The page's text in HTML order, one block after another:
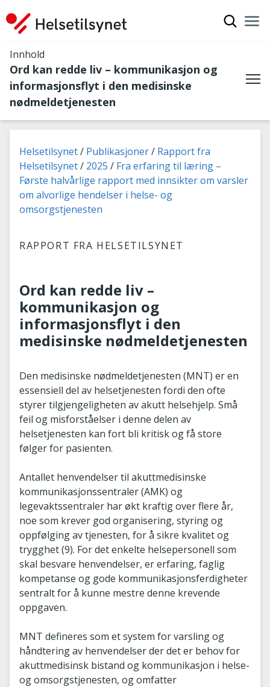
Innhold
Ord kan redde liv – kommunikasjon og
informasjonsflyt i den medisinske
nødmeldetjenesten
Du er her:
Helsetilsynet Publikasjoner
Rapport fra
Helsetilsynet
2025
Fra erfaring til læring –
Første halvårlige rapport med innsikter om varsler
om alvorlige hendelser i helse- og
omsorgstjenesten
RAPPORT FRA HELSETILSYNET
Ord kan redde liv –
kommunikasjon og
informasjonsflyt i den
medisinske nødmeldetjenesten
Den medisinske nødmeldetjenesten (MNT) er en
essensiell del av helsetjenesten fordi den ofte
styrer tilgjengeligheten av akutt helsehjelp. Små
feil og misforståelser i denne delen av
helsetjenesten kan fort bli kritisk og få store
følger for pasienten.
Antallet henvendelser til akuttmedisinske
kommunikasjonssentraler (AMK) og
legevaktssentraler har økt kraftig over flere år,
noe som krever god organisering, styring og
oppfølging av tjenesten, for å sikre kvalitet og
trygghet (9). For det enkelte helsepersonell som
skal besvare henvendelser, er erfaring, faglig
kompetanse og gode kommunikasjonsferdigheter
sentralt for å kunne mestre denne krevende
oppgaven.
MNT defineres som et system for varsling og
håndtering av henvendelser der det er behov for
akuttmedisinsk bistand og kommunikasjon i helse-
og omsorgstjenesten, og omfatter